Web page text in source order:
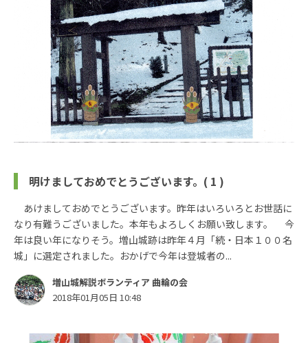
明けましておめでとうございます。( 1 )
あけましておめでとうございます。昨年はいろいろとお世話に
なり有難うございました。本年もよろしくお願い致します。 今
年は良い年になりそう。増山城跡は昨年４月「続・日本１００名
城」に選定されました。おかげで今年は登城者の...
増山城解説ボランティア 曲輪の会
2018年01月05日 10:48